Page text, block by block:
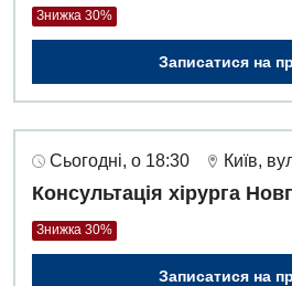
Знижка 30%
Записатися на
Сьогодні, о 18:30 Київ,
Консультація хірурга
Знижка 30%
Записатися на